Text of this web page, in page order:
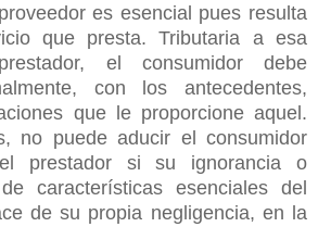
es esencial pues resulta
que presta. Tributaria a esa
el consumidor debe
con los antecedentes,
que le proporcione aquel.
no puede aducir el consumidor
prestador si su ignorancia o
características esenciales del
de su propia negligencia, en la